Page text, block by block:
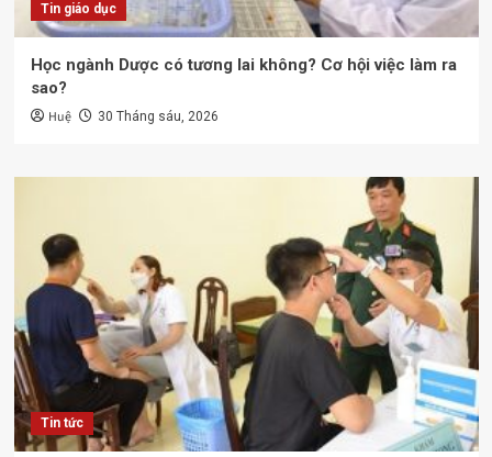
Tin giáo dục
Học ngành Dược có tương lai không? Cơ hội việc làm ra
sao?
Huệ 30 Tháng sáu, 2026
Tin tức